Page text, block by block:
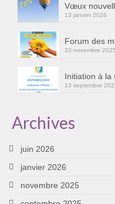
Cursus « Le
Sophro-
Initiation à la
Témoignages B
Vœux
13 janvier 2026
Forum des
20 novembre 2025
Initiation à la
13 septembre
Archives
juin 2026
janvier 2026
novembre 2025